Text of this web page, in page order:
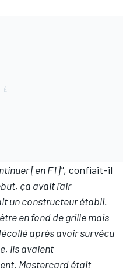
[en F1]", confiait-il
ça avait l'air
un constructeur établi.
en fond de grille mais
après avoir survécu
ils avaient
Mastercard était